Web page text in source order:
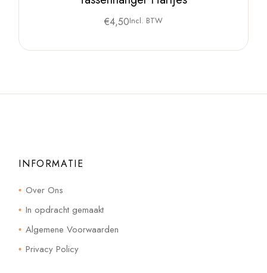
€4,50Incl. BTW
INFORMATIE
Over Ons
In opdracht gemaakt
Algemene Voorwaarden
Privacy Policy